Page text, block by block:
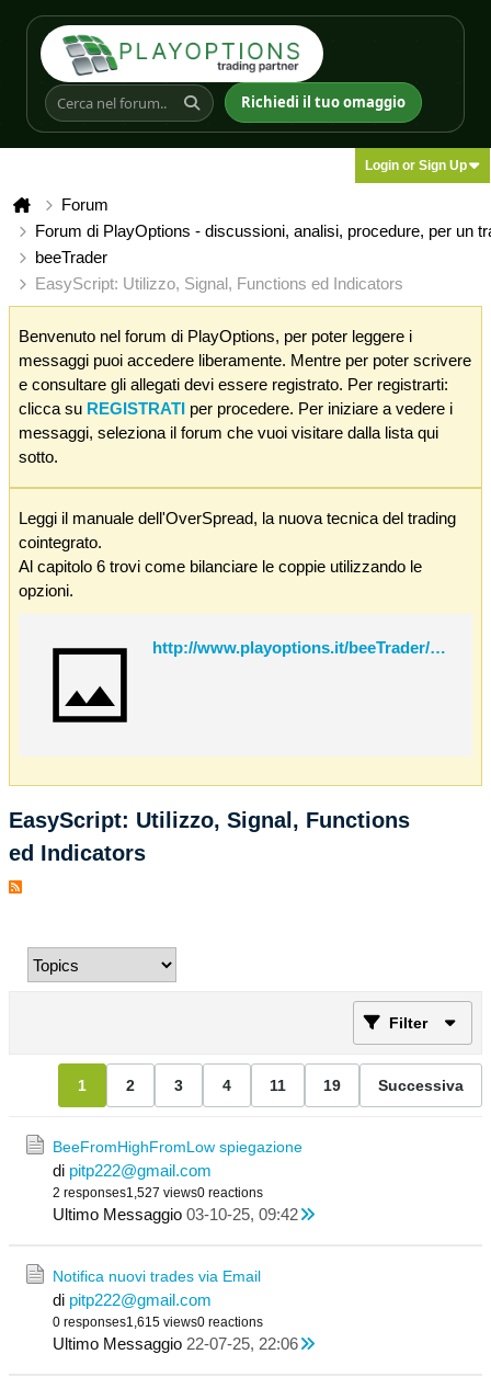
Richiedi il tuo omaggio
Login or Sign Up
Forum
Forum di PlayOptions - discussioni, analisi, procedure, per un
beeTrader
EasyScript: Utilizzo, Signal, Functions ed Indicators
Benvenuto nel forum di PlayOptions, per poter leggere i
messaggi puoi accedere liberamente. Mentre per poter scrivere
e consultare gli allegati devi essere registrato. Per registrarti:
clicca su REGISTRATI per procedere. Per iniziare a vedere i
messaggi, seleziona il forum che vuoi visitare dalla lista qui
sotto.
Leggi il manuale dell'OverSpread, la nuova tecnica del trading
cointegrato.
Al capitolo 6 trovi come bilanciare le coppie utilizzando le
opzioni.
http://www.playoptions.it/beeTrader/OverSpread.pdf
EasyScript: Utilizzo, Signal, Functions
ed Indicators
Filter
1 2 3 4 11 19 Successiva
BeeFromHighFromLow spiegazione
di pitp222@gmail.com
2 responses1,527 views0 reactions
Ultimo Messaggio 03-10-25, 09:42
Notifica nuovi trades via Email
di pitp222@gmail.com
0 responses1,615 views0 reactions
Ultimo Messaggio 22-07-25, 22:06